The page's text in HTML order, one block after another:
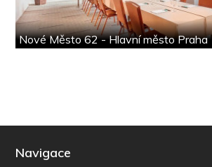
Nové Město 62 - Hlavní město Praha
Navigace